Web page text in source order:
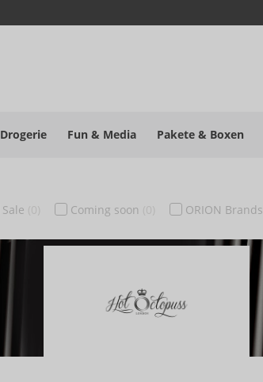
Drogerie Fun & Media Pakete & Boxen
Sale (0) Coming soon (0) ORION Brands